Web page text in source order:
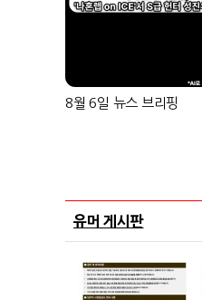
8월 6일 뉴스 브리핑
유머 게시판